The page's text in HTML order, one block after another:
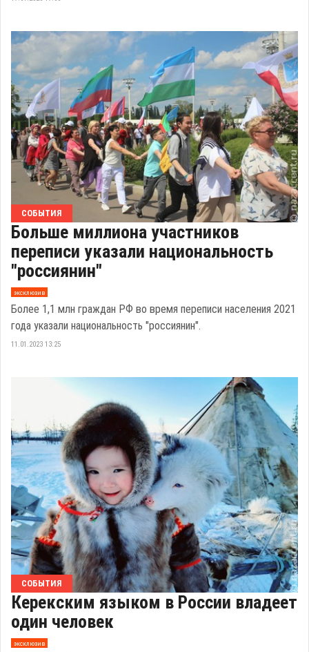
СОБЫТИЯ
Больше миллиона участников
переписи указали национальность
"россиянин"
эксклюзив
Более 1,1 млн граждан РФ во время переписи населения 2021
года указали национальность "россиянин".
11.01.2023 13:25
СОБЫТИЯ
Керекским языком в России владеет
один человек
эксклюзив